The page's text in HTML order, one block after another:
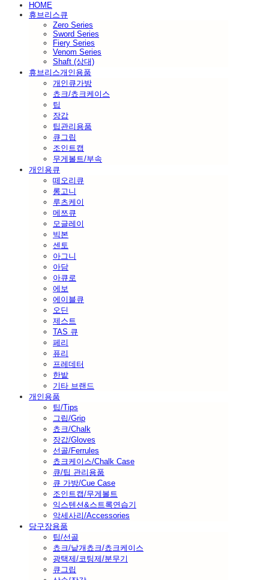
HOME
휴브리스큐
Zero Series
Sword Series
Fiery Series
Venom Series
Shaft (상대)
휴브리스개인용품
개인큐가방
쵸크/쵸크케이스
팁
장갑
팁관리용품
큐그립
조인트캡
무게볼트/부속
개인용큐
떼오리큐
롱고니
루츠케이
메쯔큐
모글레이
빅본
센토
아그니
아담
아큐로
에보
에이블큐
오딘
제스트
TAS 큐
페리
퓨리
프레데터
한밭
기타 브랜드
개인용품
팁/Tips
그립/Grip
쵸크/Chalk
장갑/Gloves
선골/Ferrules
쵸크케이스/Chalk Case
큐/팁 관리용품
큐 가방/Cue Case
조인트캡/무게볼트
익스텐션&스트록연습기
악세사리/Accessories
당구장용품
팁/선골
쵸크/낱개쵸크/쵸크케이스
광택제/코팅제/분무기
큐그립